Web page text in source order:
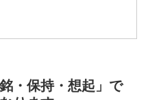
・保持・想起」で